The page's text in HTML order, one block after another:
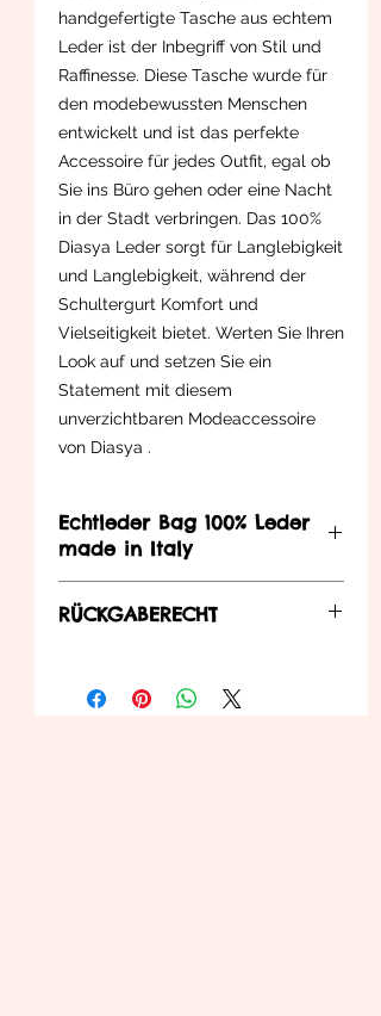
handgefertigte Tasche aus echtem
Leder ist der Inbegriff von Stil und
Raffinesse. Diese Tasche wurde für
den modebewussten Menschen
entwickelt und ist das perfekte
Accessoire für jedes Outfit, egal ob
Sie ins Büro gehen oder eine Nacht
in der Stadt verbringen. Das 100%
Diasya Leder sorgt für Langlebigkeit
und Langlebigkeit, während der
Schultergurt Komfort und
Vielseitigkeit bietet. Werten Sie Ihren
Look auf und setzen Sie ein
Statement mit diesem
unverzichtbaren Modeaccessoire
von Diasya .
Echtleder Bag 100% Leder
made in Italy
RÜCKGABERECHT
entnehmenden Bedienungen an uns